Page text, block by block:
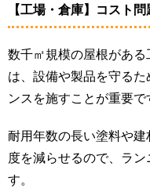
【工場・倉庫】コスト
数千㎡規模の屋根があ
は、設備や製品を守る
ンスを施すことが重要で
耐用年数の長い塗料や
度を減らせるので、ラ
す。